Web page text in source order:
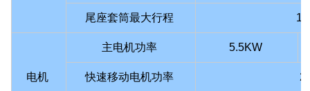
尾座套筒最大行程
电机
主电机功率 5.5KW
快速移动电机功率